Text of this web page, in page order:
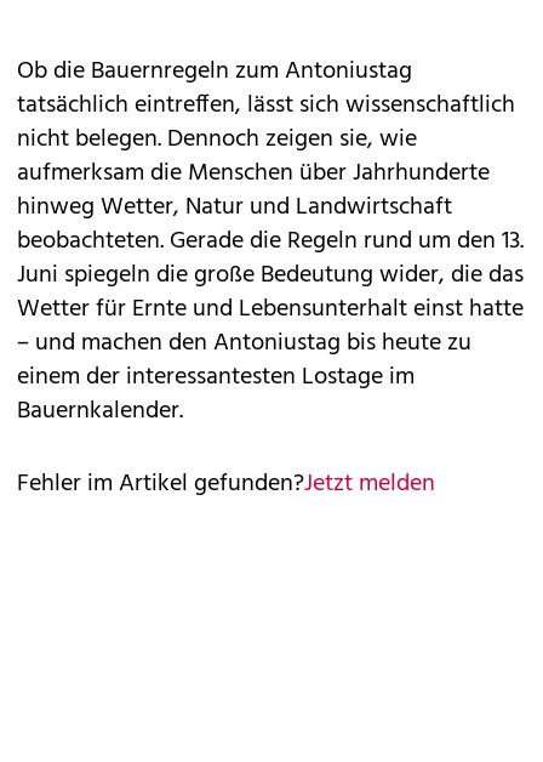
Ob die Bauernregeln zum Antoniustag
tatsächlich eintreffen, lässt sich wissenschaftlich
nicht belegen. Dennoch zeigen sie, wie
aufmerksam die Menschen über Jahrhunderte
hinweg Wetter, Natur und Landwirtschaft
beobachteten. Gerade die Regeln rund um den 13.
Juni spiegeln die große Bedeutung wider, die das
Wetter für Ernte und Lebensunterhalt einst hatte
– und machen den Antoniustag bis heute zu
einem der interessantesten Lostage im
Bauernkalender.
Fehler im Artikel gefunden?Jetzt melden